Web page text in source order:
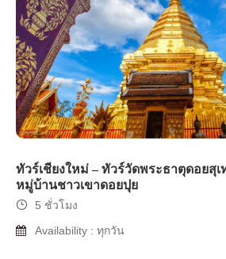
ทัวร์เชียงใหม่ – ทัวร์วัดพระธาตุดอยสุเ
หมู่บ้านชาวเขาดอยปุย
5 ชั่วโมง
Availability : ทุกวัน